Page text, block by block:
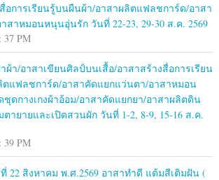
อการเรียนรู้บนผืนผ้า/อาสาผลิตแฟลชการ์ด/อาสา
สาหมอนหนุนอุ่นรัก วันที่ 22-23, 29-30 ส.ค. 2569
37 PM
ผ้า/อาสาเขียนศิลป์บนเสื้อ/อาสาสร้างสื่อการเรียน
แฟลชการ์ด/อาสาคัดแยกแว่นตา/อาสาหมอน
ดกางเกงผ้าอ้อม/อาสาคัดแยกยา/อาสาผลิตดิน
ตายายและเปิดสวนผัก วันที่ 1-2, 8-9, 15-16 ส.ค.
39 PM
22 สิงหาคม พ.ศ.2569 อาสาทำดี แต้มสีเติมฝัน (